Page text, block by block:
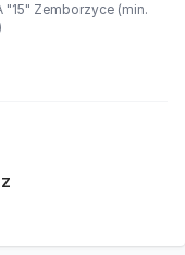
"15" Zemborzyce (min.